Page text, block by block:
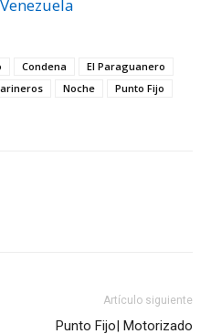
Condena
El Paraguanero
Noche
Punto Fijo
Artículo siguiente
Punto Fijo| Motorizado